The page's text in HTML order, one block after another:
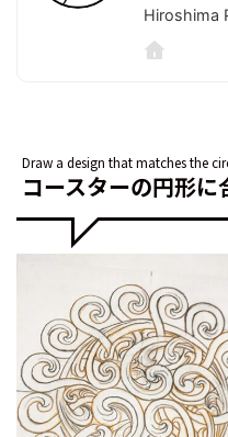
Hiroshima
Draw a design that matches the
コースターの円形に